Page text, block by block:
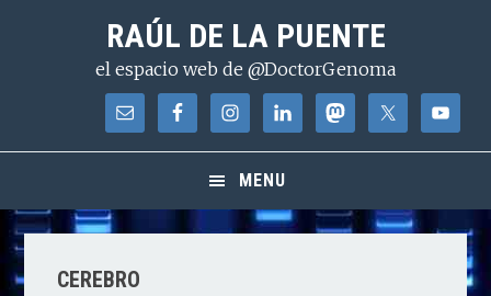
contenido
RAÚL DE LA PUENTE
el espacio web de @DoctorGenoma
MENU
CEREBRO